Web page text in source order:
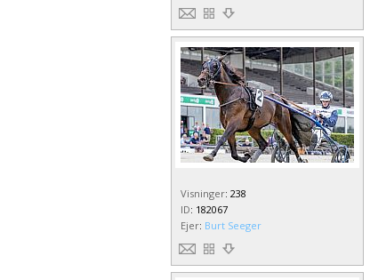
Visninger: 238
ID: 182067
Ejer: Burt Seeger